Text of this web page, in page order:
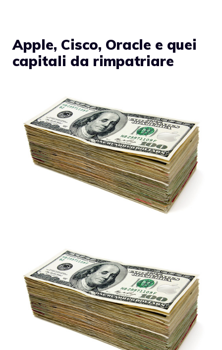
Apple, Cisco, Oracle e quei
capitali da rimpatriare